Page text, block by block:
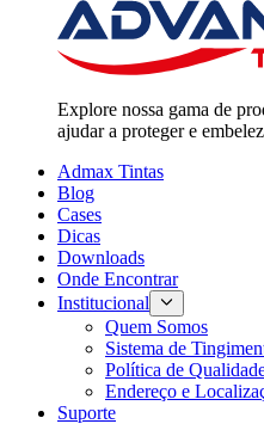
Explore nossa gama de
ajudar a proteger e
Admax Tintas
Blog
Cases
Dicas
Downloads
Onde Encontrar
Institucional
Quem Somos
Sistema de
Política de
Endereço e
Suporte